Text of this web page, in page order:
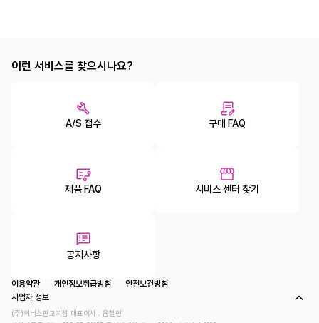
이런 서비스를 찾으시나요?
A/S 접수 구매 FAQ
제품 FAQ 서비스 센터 찾기
공지사항
이용약관 개인정보취급방침
안전보건방침
사업자 정보
(주)위닉스판교지점 대표이사 : 윤철민